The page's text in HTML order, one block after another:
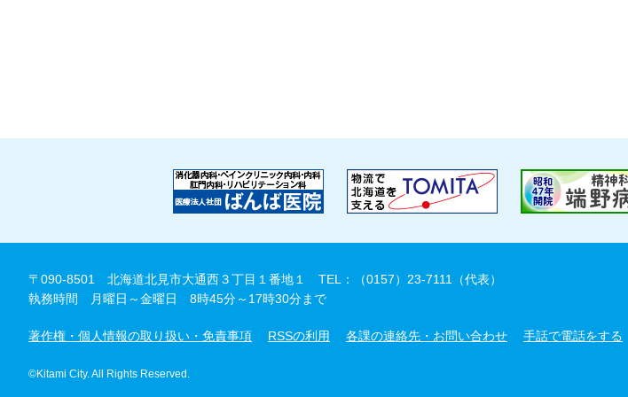
〒090-8501 北海道北見市大通西３丁目１番地１
TEL：（0157）23-7111（代表）
執務時間 月曜日～金曜日 8時45分～17時30分まで
著作権・個人情報の取り扱い・免責事項 RSSの利用 各課の連絡先・お問い合わせ 手話で電話をする
©Kitami City. All Rights Reserved.